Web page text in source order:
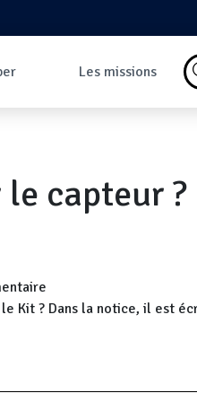
?
Les missions
capteur ?
Kit ? Dans la notice, il est